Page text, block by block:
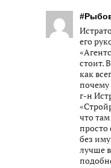
его
стоит.
как
почему
г-н
что
просто
без
лучше